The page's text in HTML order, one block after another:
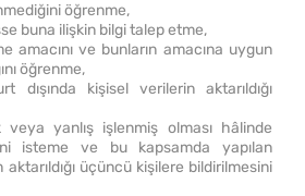
öğrenme,
buna ilişkin bilgi talep etme,
amacını ve bunların amacına uygun
öğrenme,
kişisel verilerin aktarıldığı
yanlış işlenmiş olması hâlinde
isteme ve bu kapsamda yapılan
üçüncü kişilere bildirilmesini